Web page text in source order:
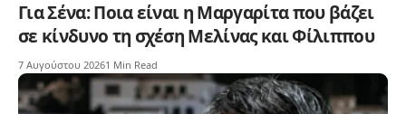
Για Σένα: Ποια είναι η Μαργαρίτα που βάζει
σε κίνδυνο τη σχέση Μελίνας και Φίλιππου
7 Αυγούστου 20261 Min Read